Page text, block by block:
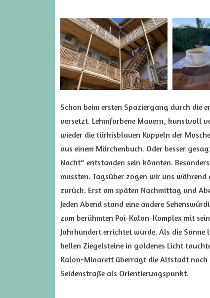
Schon beim ersten Spaziergang durch die
versetzt. Lehmfarbene Mauern, kunstvoll
wieder die türkisblauen Kuppeln der
aus einem Märchenbuch. Oder besser
Nacht“ entstanden sein könnten.
mussten. Tagsüber zogen wir uns
zurück. Erst am späten Nachmittag und
Jeden Abend stand eine andere
zum berühmten Poi-Kalon-Komplex mit
Jahrhundert errichtet wurde. Als die
hellen Ziegelsteine in goldenes Licht
Kalon-Minarett überragt die Altstadt noch
Seidenstraße als Orientierungspunkt.